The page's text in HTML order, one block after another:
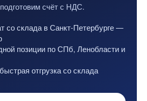
счёт с НДС.
со склада в Санкт-Петербурге —
позиции по СПб, Ленобласти и
отгрузка со склада